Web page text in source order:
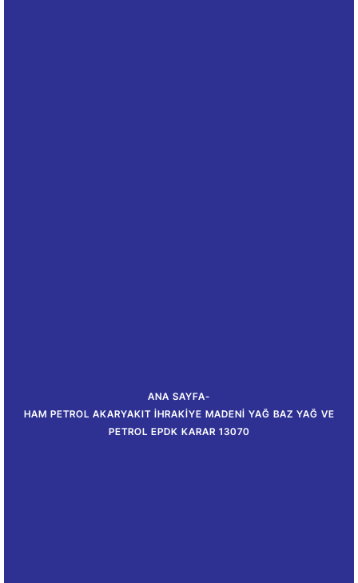
ANA SAYFA-
HAM PETROL AKARYAKIT İHRAKIYE MADENI YAĞ BAZ YAĞ VE
PETROL EPDK KARAR 13070